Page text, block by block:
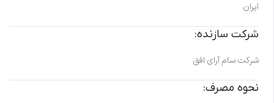
ایران
شرکت سازنده:
شرکت سام آرای افق
نحوه مصرف: